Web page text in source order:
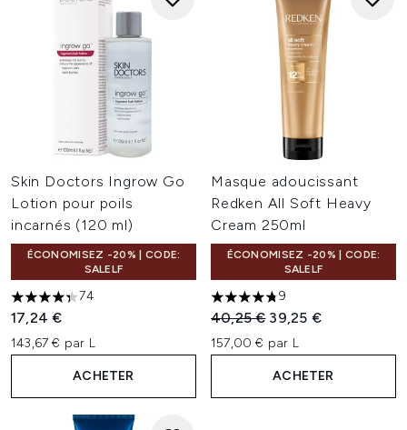
Skin Doctors Ingrow Go
Lotion pour poils
incarnés (120 ml)
ÉCONOMISEZ -20% | CODE:
SALELF
4.36 étoiles sur un maximum de 5
74
17,24 €
143,67 € par L
ACHETER
Masque adoucissant
Redken All Soft Heavy
Cream 250ml
ÉCONOMISEZ -20% | CODE:
SALELF
4.78 étoiles sur un maximum
9
Prix de vente :
40,25 € Prix ​​actuel :
39,25 €
157,00 € par L
ACHETER